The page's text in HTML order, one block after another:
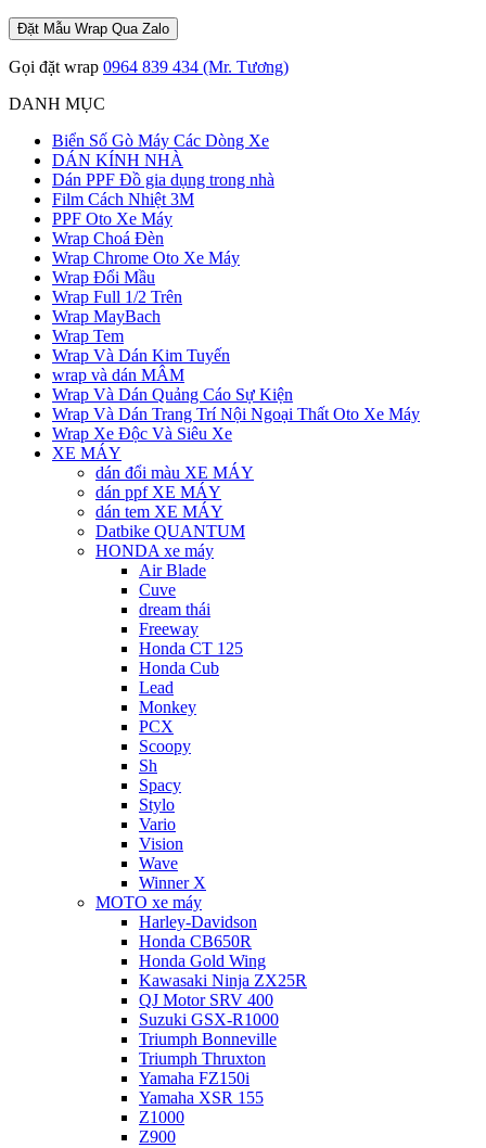
Đặt Mẫu Wrap Qua Zalo
Gọi đặt wrap 0964 839 434 (Mr. Tương)
DANH MỤC
Biển Số Gò Máy Các Dòng Xe
DÁN KÍNH NHÀ
Dán PPF Đồ gia dụng trong nhà
Film Cách Nhiệt 3M
PPF Oto Xe Máy
Wrap Choá Đèn
Wrap Chrome Oto Xe Máy
Wrap Đổi Mầu
Wrap Full 1/2 Trên
Wrap MayBach
Wrap Tem
Wrap Và Dán Kim Tuyến
wrap và dán MÂM
Wrap Và Dán Quảng Cáo Sự Kiện
Wrap Và Dán Trang Trí Nội Ngoại Thất Oto Xe Máy
Wrap Xe Độc Và Siêu Xe
XE MÁY
dán đổi màu XE MÁY
dán ppf XE MÁY
dán tem XE MÁY
Datbike QUANTUM
HONDA xe máy
Air Blade
Cuve
dream thái
Freeway
Honda CT 125
Honda Cub
Lead
Monkey
PCX
Scoopy
Sh
Spacy
Stylo
Vario
Vision
Wave
Winner X
MOTO xe máy
Harley-Davidson
Honda CB650R
Honda Gold Wing
Kawasaki Ninja ZX25R
QJ Motor SRV 400
Suzuki GSX-R1000
Triumph Bonneville
Triumph Thruxton
Yamaha FZ150i
Yamaha XSR 155
Z1000
Z900